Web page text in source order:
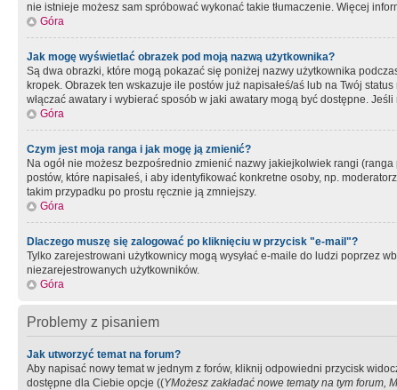
nie istnieje możesz sam spróbować wykonać takie tłumaczenie. Więcej
Góra
Jak mogę wyświetlać obrazek pod moją nazwą użytkownika?
Są dwa obrazki, które mogą pokazać się poniżej nazwy użytkownika
kropek. Obrazek ten wskazuje ile postów już napisałeś/aś lub na Twój
włączać awatary i wybierać sposób w jaki awatary mogą być dostępne.
Góra
Czym jest moja ranga i jak mogę ją zmienić?
Na ogół nie możesz bezpośrednio zmienić nazwy jakiejkolwiek rangi
postów, które napisałeś, i aby identyfikować konkretne osoby, np.
takim przypadku po prostu ręcznie ją zmniejszy.
Góra
Dlaczego muszę się zalogować po kliknięciu w przycisk "e-mail"?
Tylko zarejestrowani użytkownicy mogą wysyłać e-maile do ludzi poprzez
niezarejestrowanych użytkowników.
Góra
Problemy z pisaniem
Jak utworzyć temat na forum?
Aby napisać nowy temat w jednym z forów, kliknij odpowiedni przycisk
dostępne dla Ciebie opcje ((YMożesz zakładać nowe tematy na tym forum,